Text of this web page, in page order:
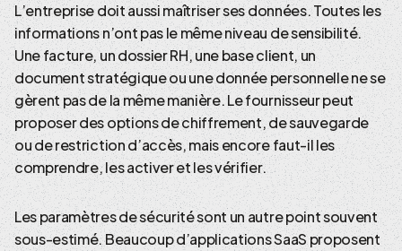
L’entreprise doit aussi maîtriser ses données. Toutes les
informations n’ont pas le même niveau de sensibilité.
Une facture, un dossier RH, une base client, un
document stratégique ou une donnée personnelle ne se
gèrent pas de la même manière. Le fournisseur peut
proposer des options de chiffrement, de sauvegarde
ou de restriction d’accès, mais encore faut-il les
comprendre, les activer et les vérifier.
Les paramètres de sécurité sont un autre point souvent
sous-estimé. Beaucoup d’applications SaaS proposent